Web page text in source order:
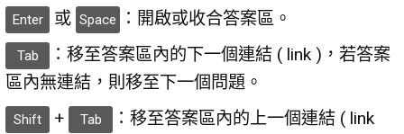
Enter 或 Space ：開啟或收合答案區。
Tab
：移至答案區內的下一個連結 ( link )，若答案
區內無連結，則移至下一個問題。
Shift + Tab
：移至答案區內的上一個連結 ( link